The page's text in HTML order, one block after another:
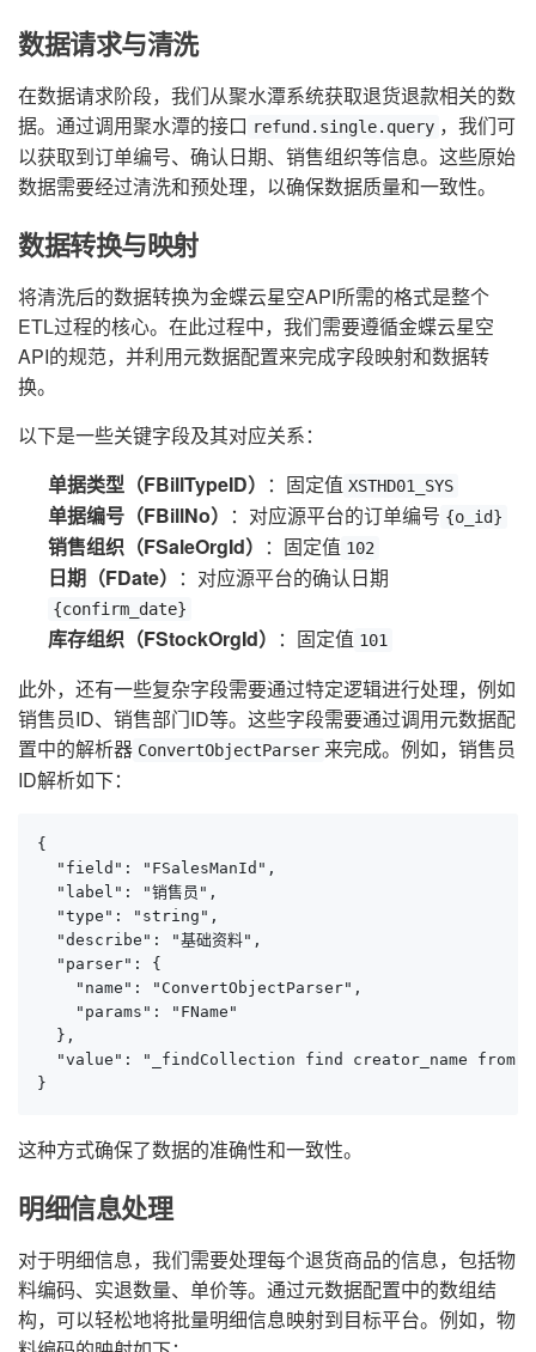
数据请求与清洗
在数据请求阶段，我们从聚水潭系统获取退货退款相关的数
据。通过调用聚水潭的接口 refund.single.query ，我们可
以获取到订单编号、确认日期、销售组织等信息。这些原始
数据需要经过清洗和预处理，以确保数据质量和一致性。
数据转换与映射
将清洗后的数据转换为金蝶云星空API所需的格式是整个
ETL过程的核心。在此过程中，我们需要遵循金蝶云星空
API的规范，并利用元数据配置来完成字段映射和数据转
换。
以下是一些关键字段及其对应关系：
单据类型（FBillTypeID） ：固定值 XSTHD01_SYS
单据编号（FBillNo） ：对应源平台的订单编号 {o_id}
销售组织（FSaleOrgId） ：固定值 102
日期（FDate） ：对应源平台的确认日期
{confirm_date}
库存组织（FStockOrgId） ：固定值 101
此外，还有一些复杂字段需要通过特定逻辑进行处理，例如
销售员ID、销售部门ID等。这些字段需要通过调用元数据配
置中的解析器 ConvertObjectParser 来完成。例如，销售员
ID解析如下：
{
  "field": "FSalesManId",
  "label": "销售员",
  "type": "string",
  "describe": "基础资料",
  "parser": {
    "name": "ConvertObjectParser",
    "params": "FName"
  },
"value": "_findCollection find creator_name from
}
这种方式确保了数据的准确性和一致性。
明细信息处理
对于明细信息，我们需要处理每个退货商品的信息，包括物
料编码、实退数量、单价等。通过元数据配置中的数组结
构，可以轻松地将批量明细信息映射到目标平台。例如，物